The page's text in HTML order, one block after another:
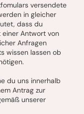
versendete
in gleicher
dass du
Antwort von
Anfragen
wissen lassen ob
du uns innerhalb
Antrag zur
unserer